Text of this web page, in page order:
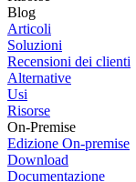
Blog
Articoli
Soluzioni
Recensioni dei clienti
Alternative
Usi
Risorse
On-Premise
Edizione On-premise
Download
Documentazione